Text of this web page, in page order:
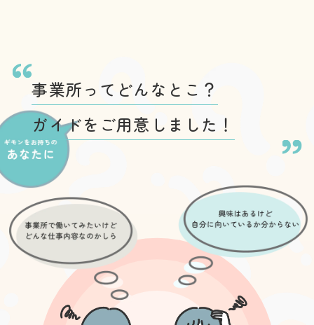
事業所ってどんなとこ？
ガイドをご用意しました！